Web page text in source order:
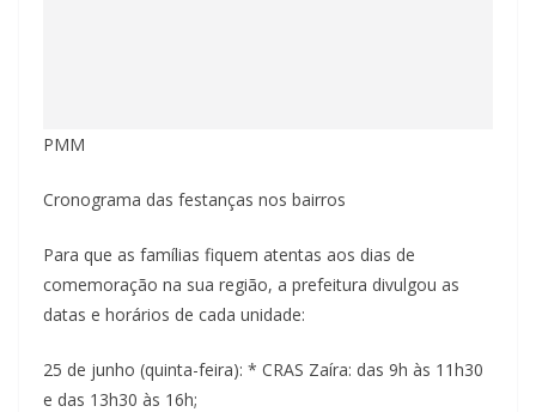
PMM
Cronograma das festanças nos bairros
Para que as famílias fiquem atentas aos dias de
comemoração na sua região, a prefeitura divulgou as
datas e horários de cada unidade:
25 de junho (quinta-feira): * CRAS Zaíra: das 9h às 11h30
e das 13h30 às 16h;